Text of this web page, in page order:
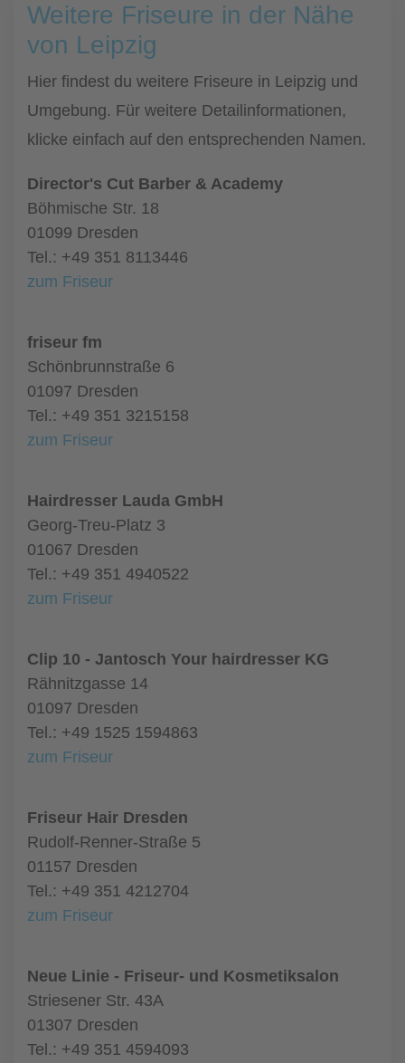
Weitere Friseure in der Nähe
von Leipzig
Hier findest du weitere Friseure in Leipzig und
Umgebung. Für weitere Detailinformationen,
klicke einfach auf den entsprechenden Namen.
Director's Cut Barber & Academy
Böhmische Str. 18
01099 Dresden
Tel.: +49 351 8113446
zum Friseur
friseur fm
Schönbrunnstraße 6
01097 Dresden
Tel.: +49 351 3215158
zum Friseur
Hairdresser Lauda GmbH
Georg-Treu-Platz 3
01067 Dresden
Tel.: +49 351 4940522
zum Friseur
Clip 10 - Jantosch Your hairdresser KG
Rähnitzgasse 14
01097 Dresden
Tel.: +49 1525 1594863
zum Friseur
Friseur Hair Dresden
Rudolf-Renner-Straße 5
01157 Dresden
Tel.: +49 351 4212704
zum Friseur
Neue Linie - Friseur- und Kosmetiksalon
Striesener Str. 43A
01307 Dresden
Tel.: +49 351 4594093